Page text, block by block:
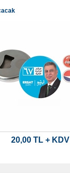
20,00 TL + KDV